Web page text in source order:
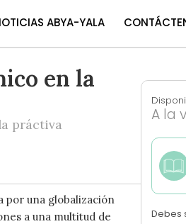
ABYA-YALA
en la
práctiva
por una globalización
a una multitud de
A la
Debes